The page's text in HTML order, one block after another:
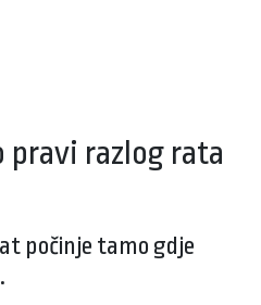
pravi razlog rata
počinje tamo gdje